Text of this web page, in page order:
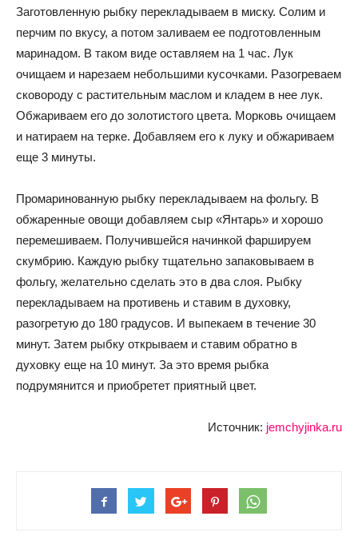
Заготовленную рыбку перекладываем в миску. Солим и
перчим по вкусу, а потом заливаем ее подготовленным
маринадом. В таком виде оставляем на 1 час. Лук
очищаем и нарезаем небольшими кусочками. Разогреваем
сковороду с растительным маслом и кладем в нее лук.
Обжариваем его до золотистого цвета. Морковь очищаем
и натираем на терке. Добавляем его к луку и обжариваем
еще 3 минуты.
Промаринованную рыбку перекладываем на фольгу. В
обжаренные овощи добавляем сыр «Янтарь» и хорошо
перемешиваем. Получившейся начинкой фаршируем
скумбрию. Каждую рыбку тщательно запаковываем в
фольгу, желательно сделать это в два слоя. Рыбку
перекладываем на противень и ставим в духовку,
разогретую до 180 градусов. И выпекаем в течение 30
минут. Затем рыбку открываем и ставим обратно в
духовку еще на 10 минут. За это время рыбка
подрумянится и приобретет приятный цвет.
Источник: jemchyjinka.ru